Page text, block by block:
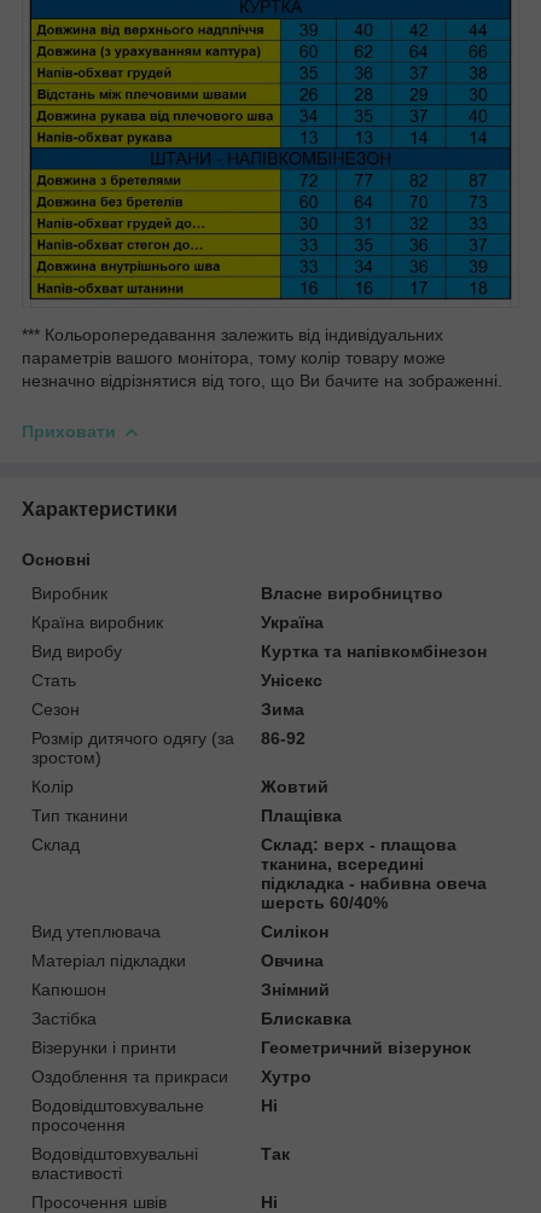
*** Кольоропередавання залежить від індивідуальних
параметрів вашого монітора, тому колір товару може
незначно відрізнятися від того, що Ви бачите на зображенні.
Приховати
Характеристики
Основні
Виробник
Власне виробництво
Країна виробник
Україна
Вид виробу
Куртка та напівкомбінезон
Стать
Унісекс
Сезон
Зима
Розмір дитячого одягу (за
зростом)
86-92
Колір
Жовтий
Тип тканини
Плащівка
Склад
Склад: верх - плащова
тканина, всередині
підкладка - набивна овеча
шерсть 60/40%
Вид утеплювача
Силікон
Матеріал підкладки
Овчина
Капюшон
Знімний
Застібка
Блискавка
Візерунки і принти
Геометричний візерунок
Оздоблення та прикраси
Хутро
Водовідштовхувальне
просочення
Ні
Водовідштовхувальні
властивості
Так
Просочення швів
Ні